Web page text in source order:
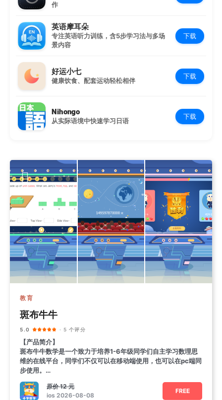
作
英语摩耳朵
专注英语听力训练，含5步学习法与多场
景内容
下载
好运小七
健康饮食、配套运动轻松相伴
下载
Nihongo
从实际语境中快速学习日语
下载
教育
斑布牛牛
5.0 · 5 个评分
【产品简介】
斑布牛牛数学是一个致力于培养1-6年级同学们自主学习数理思
维的在线平台，同学们不仅可以在移动端使用，也可以在pc端同
步使用。
【功能特色】
1. CPA模型原价12 元
ios 2026-08-08
FREE